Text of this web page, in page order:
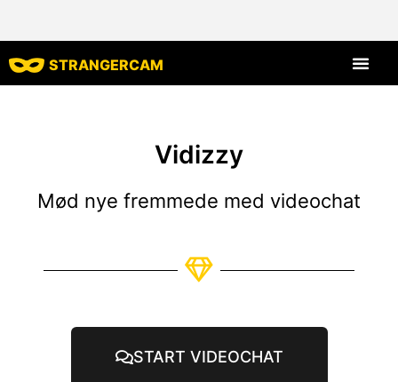
STRANGERCAM
Vidizzy
Mød nye fremmede med videochat
START VIDEOCHAT